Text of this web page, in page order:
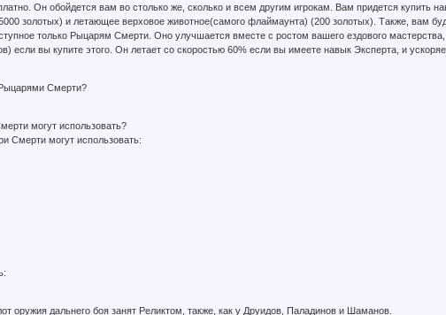
Он обойдется вам во столько же, сколько и всем другим игрокам. Вам придется купить
золотых) и летающее верховое животное(самого флаймаунта) (200 золотых). Также, вам
только Рыцарям Смерти. Оно улучшается вместе с ростом вашего ездового мастерства,
если вы купите этого. Он летает со скоростью 60% если вы имеете навык Эксперта, и
Смерти?
могут использовать?
Смерти могут использовать:
оружия дальнего боя занят Реликтом, также, как у Друидов, Паладинов и Шаманов.